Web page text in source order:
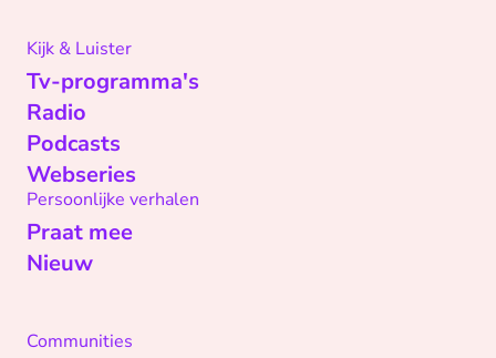
Kijk & Luister
Tv-programma's
Radio
Podcasts
Webseries
Persoonlijke verhalen
Praat mee
Nieuw
Communities